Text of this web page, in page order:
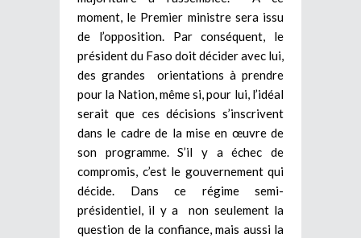
moment, le Premier ministre sera issu
de l’opposition. Par conséquent, le
président du Faso doit décider avec lui,
des grandes orientations à prendre
pour la Nation, même si, pour lui, l’idéal
serait que ces décisions s’inscrivent
dans le cadre de la mise en œuvre de
son programme. S’il y a échec de
compromis, c’est le gouvernement qui
décide. Dans ce régime semi-
présidentiel, il y a non seulement la
question de la confiance, mais aussi la